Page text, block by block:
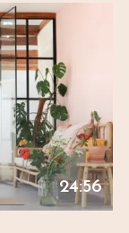
24:56